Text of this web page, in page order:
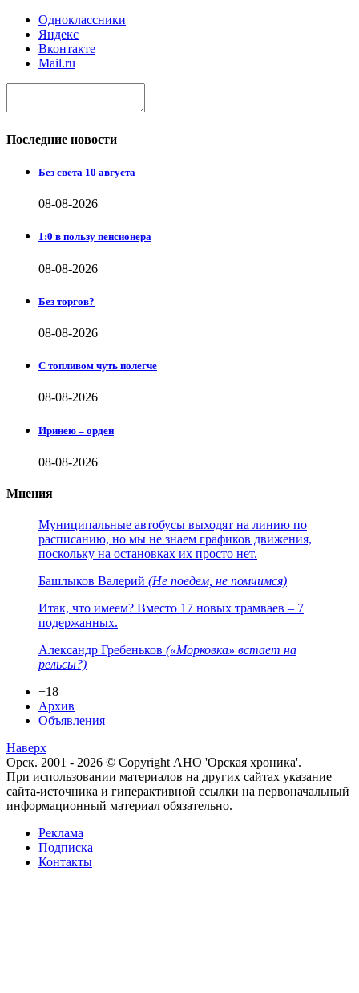
Одноклассники
Яндекс
Вконтакте
Mail.ru
Последние новости
Без света 10 августа
08-08-2026
1:0 в пользу пенсионера
08-08-2026
Без торгов?
08-08-2026
С топливом чуть полегче
08-08-2026
Иринею – орден
08-08-2026
Мнения
Муниципальные автобусы выходят на линию по
расписанию, но мы не знаем графиков движения,
поскольку на остановках их просто нет.
Башлыков Валерий (Не поедем, не помчимся)
Итак, что имеем? Вместо 17 новых трамваев – 7
подержанных.
Александр Гребеньков («Морковка» встает на
рельсы?)
+18
Архив
Объявления
Наверх
Орск. 2001 - 2026 © Copyright АНО 'Орская хроника'.
При использовании материалов на других сайтах указание
сайта-источника и гиперактивной ссылки на первоначальный
информационный материал обязательно.
Реклама
Подписка
Контакты